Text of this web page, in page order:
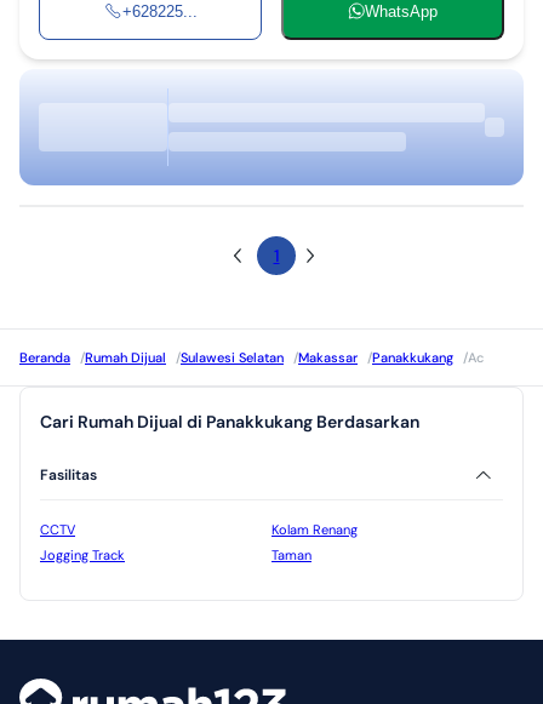
+628225... WhatsApp
1
Beranda /Rumah Dijual /Sulawesi Selatan /Makassar /Panakkukang /Ac
Cari Rumah Dijual di Panakkukang Berdasarkan
Fasilitas
CCTV
Kolam Renang
Jogging Track
Taman